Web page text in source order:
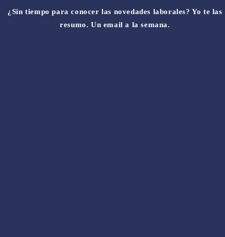
¿Sin tiempo para conocer las novedades laborales? Yo te las
resumo. Un email a la semana.